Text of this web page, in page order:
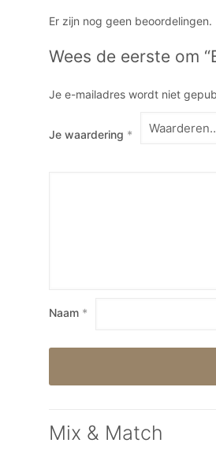
Er zijn nog geen beoordelingen.
Wees de eerste om
Je e-mailadres wordt niet
Je waardering *
Naam *
Mix & Match